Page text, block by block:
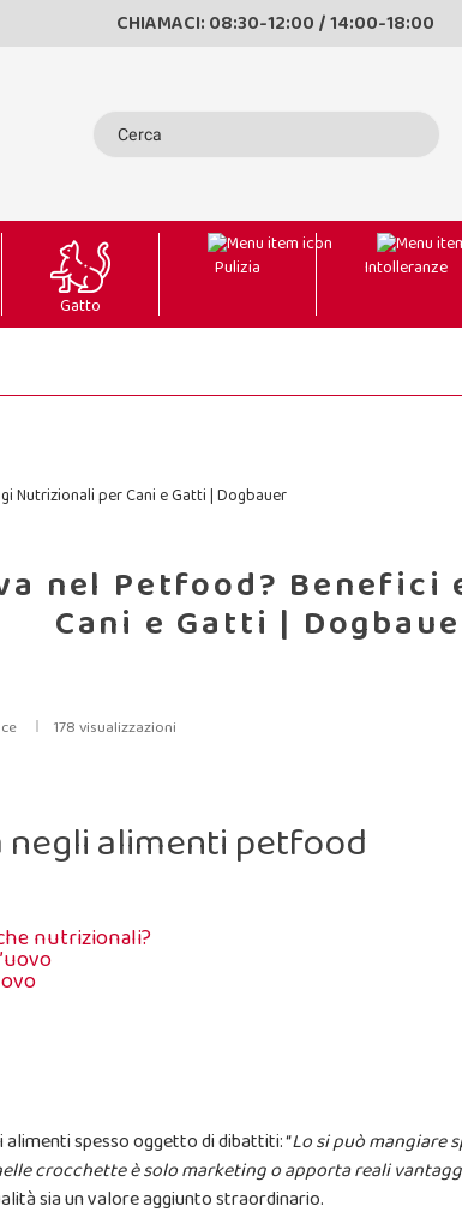
CHIAMACI: 08:30-12:00 / 14:00-18:00
Gatto
Pulizia Intolleranze
Nutrizionali per Cani e Gatti | Dogbauer
nel Petfood?
Cani e Gatti |
178 visualizzazioni
negli alimenti petfood
nutrizionali?
alimenti spesso oggetto di dibattiti: “Lo si può mangiare
crocchette è solo marketing o apporta reali
sia un valore aggiunto straordinario.